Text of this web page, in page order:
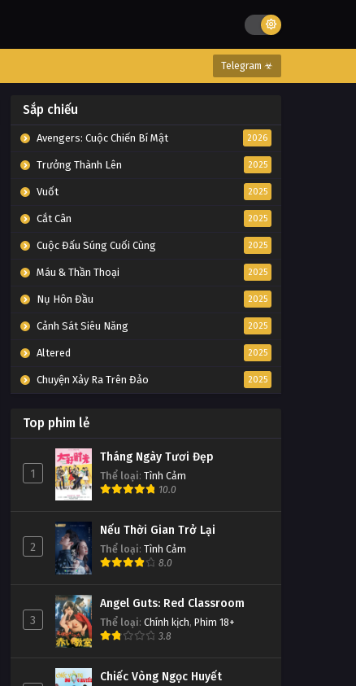
Telegram ☣
Sắp chiếu
Avengers: Cuộc Chiến Bí Mật 2026
Trưởng Thành Lên 2025
Vuốt 2025
Cắt Cân 2025
Cuộc Đấu Súng Cuối Cùng 2025
Máu & Thần Thoại 2025
Nụ Hôn Đầu 2025
Cảnh Sát Siêu Năng 2025
Altered 2025
Chuyện Xảy Ra Trên Đảo 2025
Top phim lẻ
1
Tháng Ngày Tươi Đẹp
Thể loại: Tình Cảm
10.0
2
Nếu Thời Gian Trở Lại
Thể loại: Tình Cảm
8.0
3
Angel Guts: Red Classroom
Thể loại: Chính kịch, Phim 18+
3.8
Chiếc Vòng Ngọc Huyết